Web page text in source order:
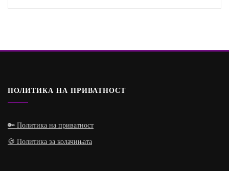
ПОЛИТИКА НА ПРИВАТНОСТ
🔑 Политика на приватност
🍪 Политика за колачињата